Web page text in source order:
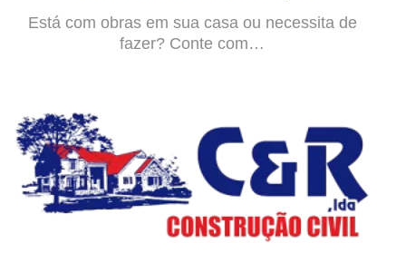
Está com obras em sua casa ou necessita de
fazer? Conte com…